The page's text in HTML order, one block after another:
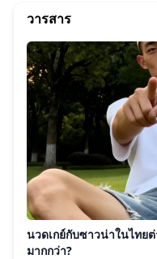
วารสาร
นวดเกย์กับซาวน่าในไทย
มากกว่า?